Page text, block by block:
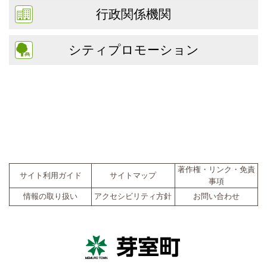
行政関係機関
シティプロモーション
サイト利用ガイド サイトマップ
著作権・リンク・免責
事項
情報の取り扱い
アクセシビリティ方針 お問い合わせ